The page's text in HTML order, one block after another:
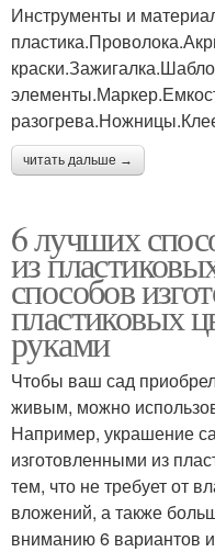
Инструменты и
читать дальше →
6 лучших
из
способов
пластиковых
руками
Чтобы ваш сад
живым, можно
Например, украшение
изготовленными из
тем, что не требует от
вложений, а также
вниманию 6 вариантов